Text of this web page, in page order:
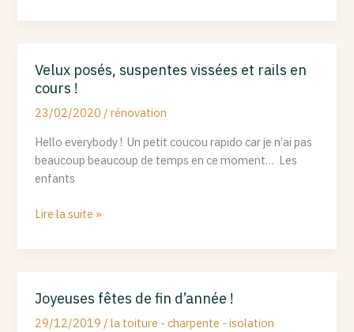
Velux posés, suspentes vissées et rails en
cours !
23/02/2020 /rénovation
Hello everybody ! Un petit coucou rapido car je n’ai pas
beaucoup beaucoup de temps en ce moment… Les
enfants
Velux
posés,
suspentes
vissées
et
rails
en
!Lire la suite »
Joyeuses fêtes de fin d’année !
29/12/2019 /la toiture - charpente - isolation
Joyeuses
fêtes